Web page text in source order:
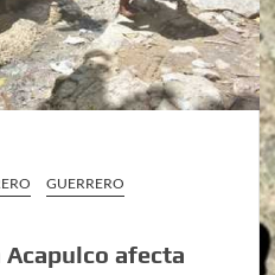
GUERRERO
Acapulco afecta